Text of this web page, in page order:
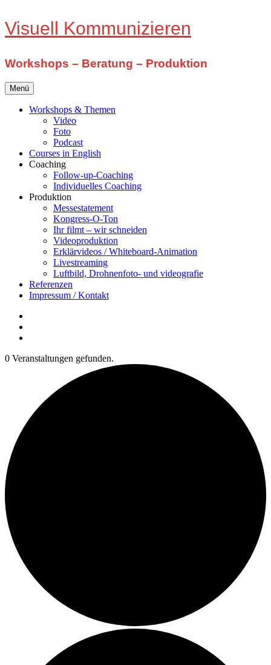
Zum
Inhalt
Visuell Kommunizieren
Workshops – Beratung – Produktion
Menü
Workshops & Themen
Video
Foto
Podcast
Courses in English
Coaching
Follow-up-Coaching
Individuelles Coaching
Produktion
Messestatement
Kongress-O-Ton
Ihr filmt – wir schneiden
Videoproduktion
Erklärvideos / Whiteboard-Animation
Livestreaming
Luftbild, Drohnenfoto- und videografie
Referenzen
Impressum / Kontakt
0 Veranstaltungen gefunden.